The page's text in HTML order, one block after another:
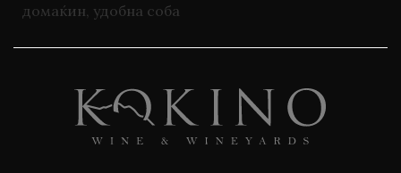
домаќин, удобна соба